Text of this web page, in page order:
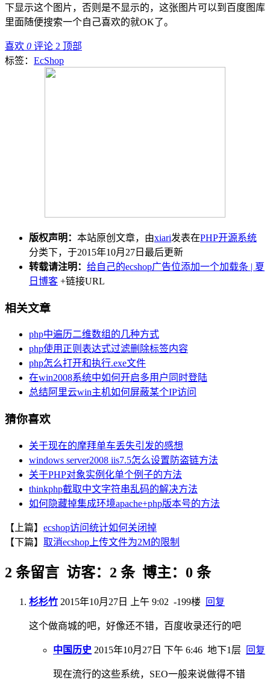
下显示这个图片，否则是不显示的，这张图片可以到百度图库
里面随便搜索一个自己喜欢的就OK了。
喜欢 0 评论 2 顶部
标签： EcShop
版权声明： 本站原创文章，由xiari发表在PHP开源系统
分类下，于2015年10月27日最后更新
转载请注明： 给自己的ecshop广告位添加一个加载条 | 夏
日博客 +链接URL
相关文章
php中遍历二维数组的几种方式
php使用正则表达式过滤删除标签内容
php怎么打开和执行.exe文件
在win2008系统中如何开启多用户同时登陆
总结阿里云win主机如何屏蔽某个IP访问
猜你喜欢
关于现在的摩拜单车丢失引发的感想
windows server2008 iis7.5怎么设置防盗链方法
关于PHP对象实例化单个例子的方法
thinkphp截取中文字符串乱码的解决方法
如何隐藏掉集成环境apache+php版本号的方法
【上篇】 ecshop访问统计如何关闭掉
【下篇】 取消ecshop上传文件为2M的限制
2 条留言 访客：2 条 博主：0 条
杉杉竹 2015年10月27日 上午 9:02 -199楼 回复
这个做商城的吧，好像还不错，百度收录还行的吧
中国历史 2015年10月27日 下午 6:46 地下1层 回复
现在流行的这些系统，SEO一般来说做得不错